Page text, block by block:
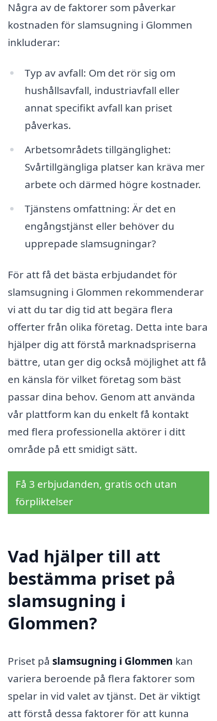
Några av de faktorer som påverkar
kostnaden för slamsugning i Glommen
inkluderar:
Typ av avfall: Om det rör sig om
hushållsavfall, industriavfall eller
annat specifikt avfall kan priset
påverkas.
Arbetsområdets tillgänglighet:
Svårtillgängliga platser kan kräva mer
arbete och därmed högre kostnader.
Tjänstens omfattning: Är det en
engångstjänst eller behöver du
upprepade slamsugningar?
För att få det bästa erbjudandet för
slamsugning i Glommen rekommenderar
vi att du tar dig tid att begära flera
offerter från olika företag. Detta inte bara
hjälper dig att förstå marknadspriserna
bättre, utan ger dig också möjlighet att få
en känsla för vilket företag som bäst
passar dina behov. Genom att använda
vår plattform kan du enkelt få kontakt
med flera professionella aktörer i ditt
område på ett smidigt sätt.
Få 3 erbjudanden, gratis och utan
förpliktelser
Vad hjälper till att
bestämma priset på
slamsugning i
Glommen?
Priset på slamsugning i Glommen kan
variera beroende på flera faktorer som
spelar in vid valet av tjänst. Det är viktigt
att förstå dessa faktorer för att kunna